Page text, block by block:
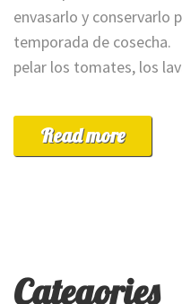
envasarlo y conservarlo
temporada de cosecha.
pelar los tomates, los
Read more
Categories